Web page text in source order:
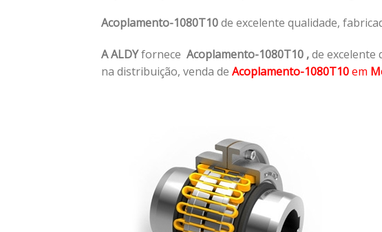
Acoplamento-1080T10de excelente qualidade,
A ALDYfornece Acoplamento-1080T10 ,de excelente
na distribuição, venda de Acoplamento-1080T10em